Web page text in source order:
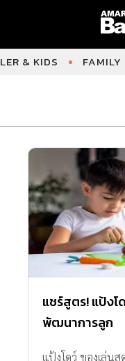
& KIDS FAMILY
แชร์สูตร! แป้งโ
พัฒนาการลูก
แป้งโดว์ ของเล่น